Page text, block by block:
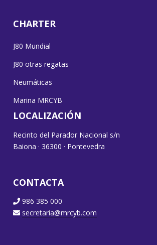
CHARTER
J80 Mundial
J80 otras regatas
Neumáticas
Marina MRCYB
LOCALIZACIÓN
Recinto del Parador Nacional s/n
Baiona · 36300 · Pontevedra
CONTACTA
986 385 000
secretaria@mrcyb.com